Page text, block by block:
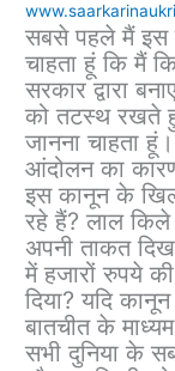
सबसे पहले मैं इस
चाहता हूं कि मैं
सरकार द्वारा
को तटस्थ रखते
जानना चाहता
आंदोलन का
इस कानून के
रहे हैं? लाल
अपनी ताकत
में हजारों रुपये
दिया? यदि
बातचीत के
सभी दुनिया के